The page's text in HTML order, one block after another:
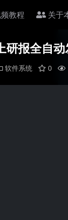
教程 关于
报全自动
软件系统 0